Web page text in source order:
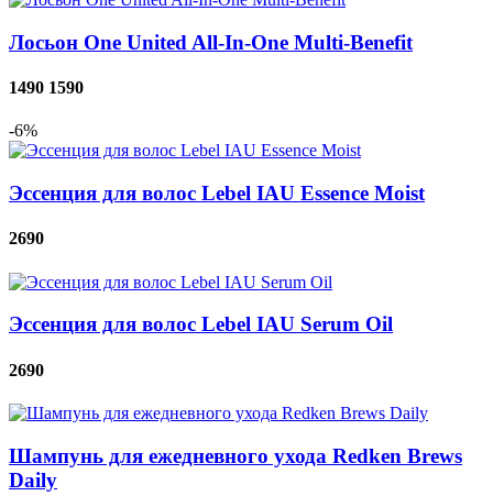
Лосьон One United All-In-One Multi-Benefit
1490 1590
-6%
Эссенция для волос Lebel IAU Essence Moist
2690
Эссенция для волос Lebel IAU Serum Oil
2690
Шампунь для ежедневного ухода Redken Brews
Daily